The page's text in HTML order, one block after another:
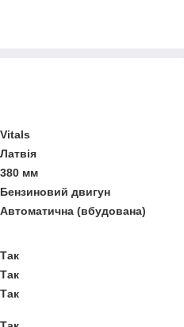
Vitals
Латвія
380 мм
Бензиновий двигун
Автоматична (вбудована)
Так
Так
Так